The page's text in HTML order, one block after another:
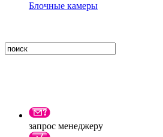
Блочные камеры
запрос менеджеру